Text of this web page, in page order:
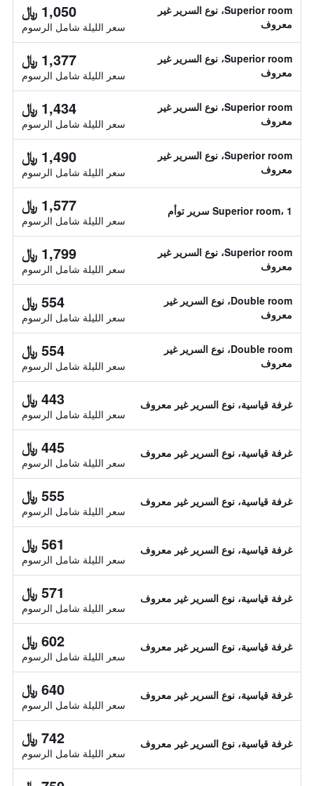
Superior room، نوع السرير غير
معروف
1,050 ﷼
سعر الليلة شامل الرسوم
Superior room، نوع السرير غير
معروف
1,377 ﷼
سعر الليلة شامل الرسوم
Superior room، نوع السرير غير
معروف
1,434 ﷼
سعر الليلة شامل الرسوم
Superior room، نوع السرير غير
معروف
1,490 ﷼
سعر الليلة شامل الرسوم
Superior room، 1 سرير توأم 1,577 ﷼
سعر الليلة شامل الرسوم
Superior room، نوع السرير غير
معروف
1,799 ﷼
سعر الليلة شامل الرسوم
Double room، نوع السرير غير
معروف
554 ﷼
سعر الليلة شامل الرسوم
Double room، نوع السرير غير
معروف
554 ﷼
سعر الليلة شامل الرسوم
غرفة قياسية، نوع السرير غير معروف 443 ﷼
سعر الليلة شامل الرسوم
غرفة قياسية، نوع السرير غير معروف 445 ﷼
سعر الليلة شامل الرسوم
غرفة قياسية، نوع السرير غير معروف 555 ﷼
سعر الليلة شامل الرسوم
غرفة قياسية، نوع السرير غير معروف 561 ﷼
سعر الليلة شامل الرسوم
غرفة قياسية، نوع السرير غير معروف 571 ﷼
سعر الليلة شامل الرسوم
غرفة قياسية، نوع السرير غير معروف 602 ﷼
سعر الليلة شامل الرسوم
غرفة قياسية، نوع السرير غير معروف 640 ﷼
سعر الليلة شامل الرسوم
غرفة قياسية، نوع السرير غير معروف 742 ﷼
سعر الليلة شامل الرسوم